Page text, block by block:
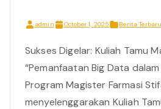
admin October 1, 2025 Berita Terbaru
Sukses Digelar: Kuliah Tamu
“Pemanfaatan Big Data
Program Magister Farmasi
menyelenggarakan Kuliah